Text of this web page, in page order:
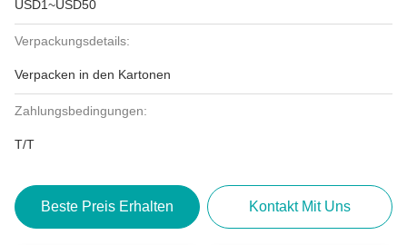
USD1~USD50
Verpackungsdetails:
Verpacken in den Kartonen
Zahlungsbedingungen:
T/T
Beste Preis Erhalten Kontakt Mit Uns